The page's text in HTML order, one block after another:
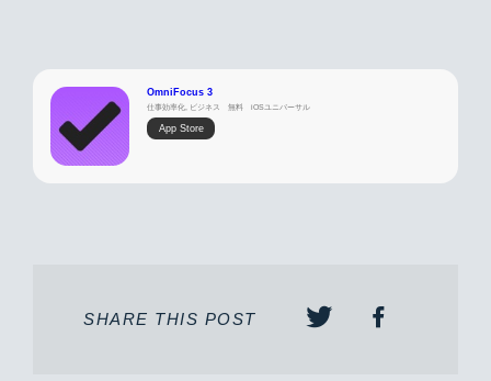
OmniFocus 3
仕事効率化, ビジネス 無料 iOSユニバーサル
App Store
SHARE THIS POST